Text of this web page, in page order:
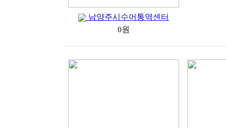
남양주시수어통역센터
0원